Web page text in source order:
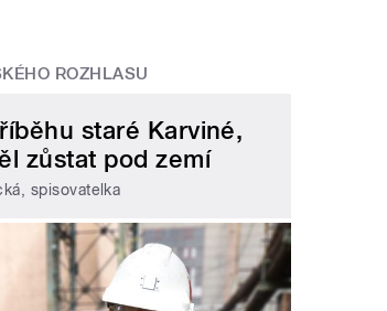
ROZHLASU
staré Karviné,
zůstat pod zemí
spisovatelka